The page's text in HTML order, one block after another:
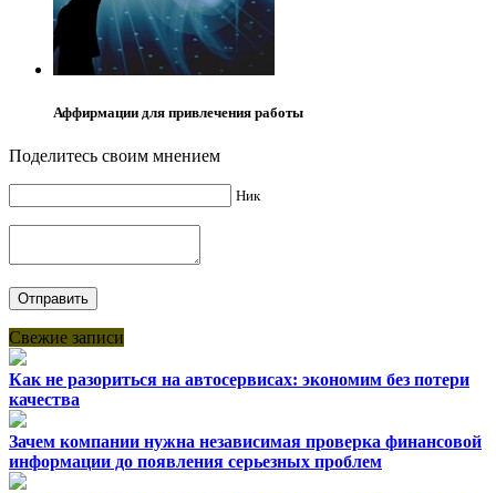
Аффирмации для привлечения работы
Поделитесь своим мнением
Ник
Свежие записи
Как не разориться на автосервисах: экономим без потери
качества
Зачем компании нужна независимая проверка финансовой
информации до появления серьезных проблем